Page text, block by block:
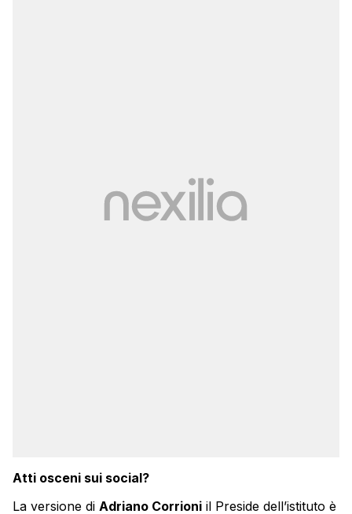
Atti osceni sui social?
La versione di Adriano Corrioni il Preside dell’istituto è